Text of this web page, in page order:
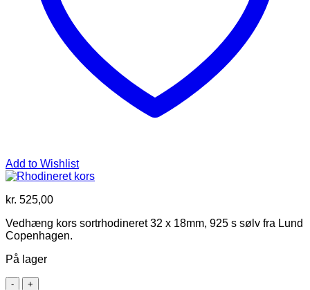
Add to Wishlist
kr. 525,00
Vedhæng kors sortrhodineret 32 x 18mm, 925 s sølv fra Lund
Copenhagen.
På lager
Rhodineret